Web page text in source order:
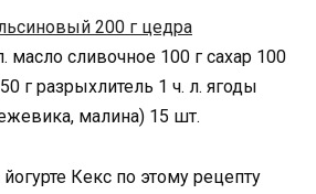
200 г цедра
масло сливочное 100 г сахар 100
г разрыхлитель 1 ч. л. ягоды
малина) 15 шт.
йогурте Кекс по этому рецепту